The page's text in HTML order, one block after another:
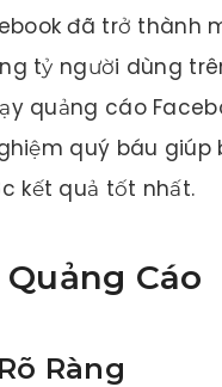
đã trở thành
tỷ người dùng
quảng cáo
quý báu
kết quả tốt nhất.
Cáo
Ràng